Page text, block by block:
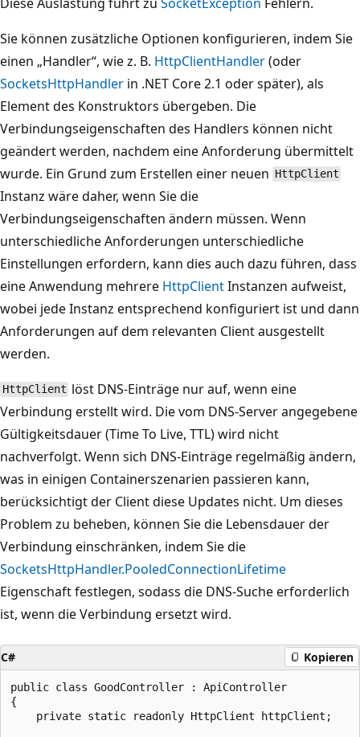
Sie können zusätzliche Optionen konfigurieren, indem Sie
einen „Handler“, wie z. B. HttpClientHandler(oder
SocketsHttpHandler in .NET Core 2.1 oder später), als
Element des Konstruktors übergeben. Die
Verbindungseigenschaften des Handlers können nicht
geändert werden, nachdem eine Anforderung übermittelt
wurde. Ein Grund zum Erstellen einer neuen HttpClient
Instanz wäre daher, wenn Sie die
Verbindungseigenschaften ändern müssen. Wenn
unterschiedliche Anforderungen unterschiedliche
Einstellungen erfordern, kann dies auch dazu führen, dass
eine Anwendung mehrere HttpClientInstanzen aufweist,
wobei jede Instanz entsprechend konfiguriert ist und dann
Anforderungen auf dem relevanten Client ausgestellt
werden.
HttpClient löst DNS-Einträge nur auf, wenn eine
Verbindung erstellt wird. Die vom DNS-Server angegebene
Gültigkeitsdauer (Time To Live, TTL) wird nicht
nachverfolgt. Wenn sich DNS-Einträge regelmäßig ändern,
was in einigen Containerszenarien passieren kann,
berücksichtigt der Client diese Updates nicht. Um dieses
Problem zu beheben, können Sie die Lebensdauer der
Verbindung einschränken, indem Sie die
SocketsHttpHandler.PooledConnectionLifetime
Eigenschaft festlegen, sodass die DNS-Suche erforderlich
ist, wenn die Verbindung ersetzt wird.
C# Kopieren
public class GoodController : ApiController
{
    private static readonly HttpClient httpClient;